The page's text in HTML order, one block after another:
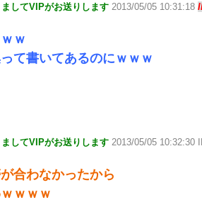
してVIPがお送りします 2013/05/05 10:31:18
ｗ
て書いてあるのにｗｗｗ
してVIPがお送りします 2013/05/05 10:32:30
合わなかったから
ｗｗｗ